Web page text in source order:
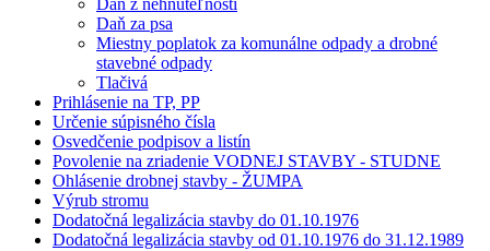
Daň z nehnuteľností
Daň za psa
Miestny poplatok za komunálne odpady a drobné
stavebné odpady
Tlačivá
Prihlásenie na TP, PP
Určenie súpisného čísla
Osvedčenie podpisov a listín
Povolenie na zriadenie VODNEJ STAVBY - STUDNE
Ohlásenie drobnej stavby - ŽUMPA
Výrub stromu
Dodatočná legalizácia stavby do 01.10.1976
Dodatočná legalizácia stavby od 01.10.1976 do 31.12.1989